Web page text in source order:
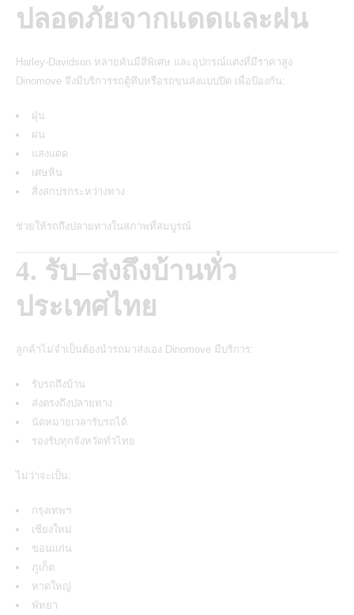
ปลอดภัยจากแดดและฝน
Harley-Davidson หลายคันมีสีพิเศษ และอุปกรณ์แต่งที่มีราคาสูง
Dinomove จึงมีบริการรถตู้ทึบหรือรถขนส่งแบบปิด เพื่อป้องกัน:
ฝุ่น
ฝน
แสงแดด
เศษหิน
สิ่งสกปรกระหว่างทาง
ช่วยให้รถถึงปลายทางในสภาพที่สมบูรณ์
4. รับ–ส่งถึงบ้านทั่ว
ประเทศไทย
ลูกค้าไม่จำเป็นต้องนำรถมาส่งเอง Dinomove มีบริการ:
รับรถถึงบ้าน
ส่งตรงถึงปลายทาง
นัดหมายเวลารับรถได้
รองรับทุกจังหวัดทั่วไทย
ไม่ว่าจะเป็น:
กรุงเทพฯ
เชียงใหม่
ขอนแก่น
ภูเก็ต
หาดใหญ่
พัทยา